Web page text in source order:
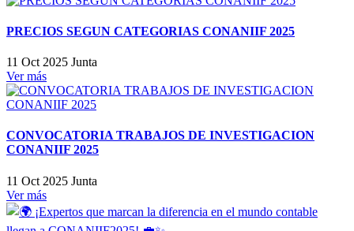
PRECIOS SEGUN CATEGORIAS CONANIIF 2025
11 Oct 2025 Junta
Ver más
CONVOCATORIA TRABAJOS DE INVESTIGACION
CONANIIF 2025
11 Oct 2025 Junta
Ver más